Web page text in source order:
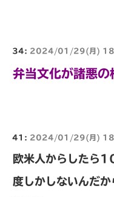
34: 2024/01/29(月)
弁当文化が諸悪の
41: 2024/01/29(月)
欧米人からしたら
度しかしないんだ